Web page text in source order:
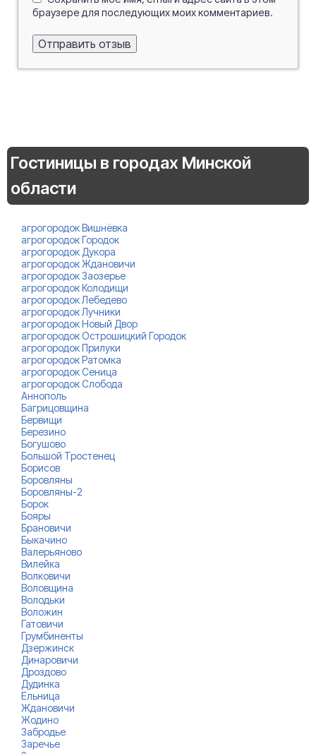
браузере для последующих моих комментариев.
Гостиницы в городах Минской
области
агрогородок Вишнёвка
агрогородок Городок
агрогородок Дукора
агрогородок Ждановичи
агрогородок Заозерье
агрогородок Колодищи
агрогородок Лебедево
агрогородок Лучники
агрогородок Новый Двор
агрогородок Острошицкий Городок
агрогородок Прилуки
агрогородок Ратомка
агрогородок Сеница
агрогородок Слобода
Аннополь
Багрицовщина
Бервищи
Березино
Богушово
Большой Тростенец
Борисов
Боровляны
Боровляны-2
Борок
Бояры
Брановичи
Быкачино
Валерьяново
Вилейка
Волковичи
Воловщина
Володьки
Воложин
Гатовичи
Грумбиненты
Дзержинск
Динаровичи
Дроздово
Дудинка
Ельница
Ждановичи
Жодино
Забродье
Заречье